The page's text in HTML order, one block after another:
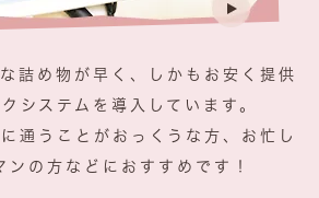
詰め物が早く、しかもお安く提供
システムを導入しています。
通うことがおっくうな方、お忙し
ンの方などにおすすめです！